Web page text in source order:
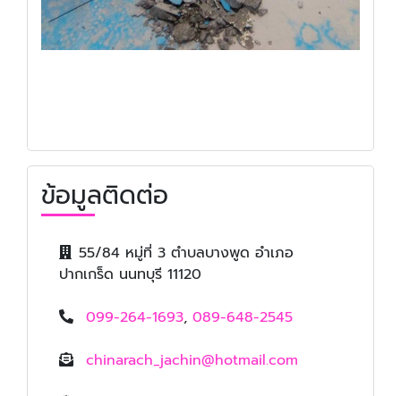
ข้อมูลติดต่อ
55/84 หมู่ที่ 3 ตำบลบางพูด อำเภอ
ปากเกร็ด นนทบุรี 11120
099-264-1693, 089-648-2545
chinarach_jachin@hotmail.com